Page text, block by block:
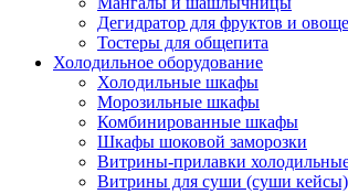
Дегидратор для фруктов и
Тостеры для общепита
Холодильное оборудование
Холодильные шкафы
Морозильные шкафы
Комбинированные шкафы
Шкафы шоковой заморозки
Витрины-прилавки
Витрины для суши (суши кейсы)